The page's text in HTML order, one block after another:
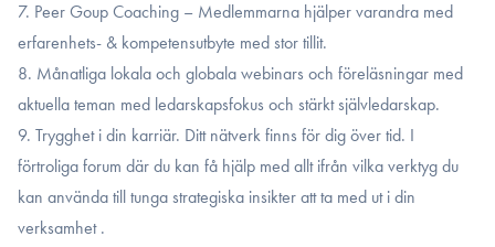
7. Peer Goup Coaching – Medlemmarna hjälper varandra med
erfarenhets- & kompetensutbyte med stor tillit.
8. Månatliga lokala och globala webinars och föreläsningar med
aktuella teman med ledarskapsfokus och stärkt självledarskap.
9. Trygghet i din karriär. Ditt nätverk finns för dig över tid. I
förtroliga forum där du kan få hjälp med allt ifrån vilka verktyg du
kan använda till tunga strategiska insikter att ta med ut i din
verksamhet .